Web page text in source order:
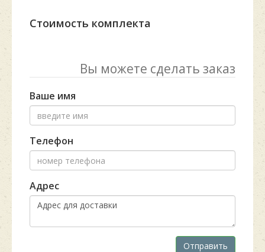
Стоимость комплекта
Вы можете сделать заказ
Ваше имя
Телефон
Адрес
Отправить